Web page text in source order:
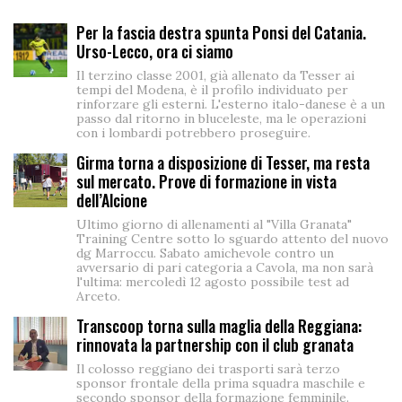
Per la fascia destra spunta Ponsi del Catania.
Urso-Lecco, ora ci siamo
Il terzino classe 2001, già allenato da Tesser ai
tempi del Modena, è il profilo individuato per
rinforzare gli esterni. L'esterno italo-danese è a un
passo dal ritorno in bluceleste, ma le operazioni
con i lombardi potrebbero proseguire.
Girma torna a disposizione di Tesser, ma resta
sul mercato. Prove di formazione in vista
dell’Alcione
Ultimo giorno di allenamenti al "Villa Granata"
Training Centre sotto lo sguardo attento del nuovo
dg Marroccu. Sabato amichevole contro un
avversario di pari categoria a Cavola, ma non sarà
l'ultima: mercoledì 12 agosto possibile test ad
Arceto.
Transcoop torna sulla maglia della Reggiana:
rinnovata la partnership con il club granata
Il colosso reggiano dei trasporti sarà terzo
sponsor frontale della prima squadra maschile e
secondo sponsor della formazione femminile.